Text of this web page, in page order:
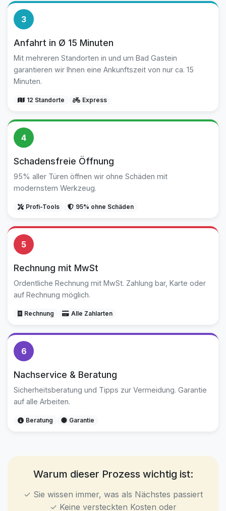
3
Anfahrt in Ø 15 Minuten
Mit mehreren Standorten in und um Bad Gastein
garantieren wir Ihnen eine Ankunftszeit von nur ca. 15
Minuten.
12 Standorte Express
4
Schadensfreie Öffnung
95% aller Türen öffnen wir ohne Schäden mit
modernstem Werkzeug.
Profi-Tools 95% ohne Schäden
5
Rechnung mit MwSt
Ordentliche Rechnung mit MwSt. Zahlung bar, Karte oder
auf Rechnung möglich.
Rechnung Alle Zahlarten
6
Nachservice & Beratung
Sicherheitsberatung und Tipps zur Vermeidung. Garantie
auf alle Arbeiten.
Beratung Garantie
Warum dieser Prozess wichtig ist:
✓ Sie wissen immer, was als Nächstes passiert
✓ Keine versteckten Kosten oder